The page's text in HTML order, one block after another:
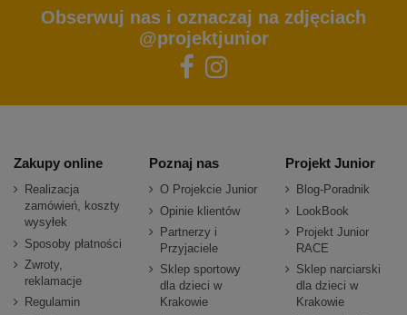
Obserwuj nas i oznaczaj na zdjęciach
@projektjunior
Zakupy online
Realizacja
zamówień, koszty
wysyłek
Sposoby płatności
Zwroty,
reklamacje
Regulamin
Poznaj nas
O Projekcie Junior
Opinie klientów
Partnerzy i
Przyjaciele
Sklep sportowy
dla dzieci w
Krakowie
Projekt Junior
Blog-Poradnik
LookBook
Projekt Junior
RACE
Sklep narciarski
dla dzieci w
Krakowie